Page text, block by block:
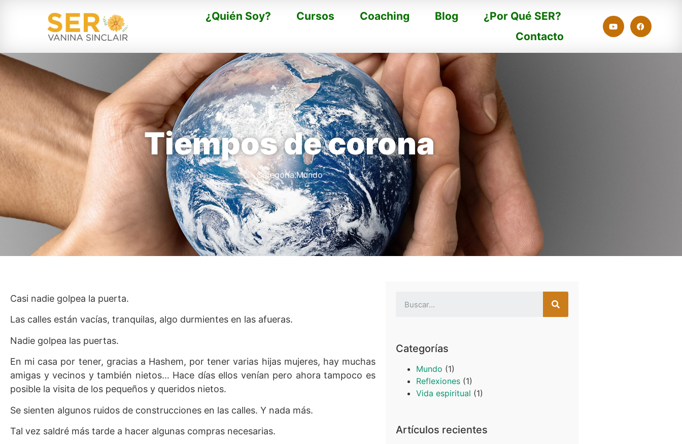
¿Quién Soy? Cursos Coaching Blog
¿Por Qué SER?
Contacto
Tiempos de corona
Categoría:Mundo
Casi nadie golpea la puerta.
Las calles están vacías, tranquilas, algo durmientes en las afueras.
Nadie golpea las puertas.
En mi casa por tener, gracias a Hashem, por tener varias hijas mujeres, hay muchas
amigas y vecinos y también nietos… Hace días ellos venían pero ahora tampoco es
posible la visita de los pequeños y queridos nietos.
Se sienten algunos ruidos de construcciones en las calles. Y nada más.
Tal vez saldré más tarde a hacer algunas compras necesarias.
Categorías
Mundo (1)
Reflexiones(1)
Vida espiritual (1)
Artículos recientes